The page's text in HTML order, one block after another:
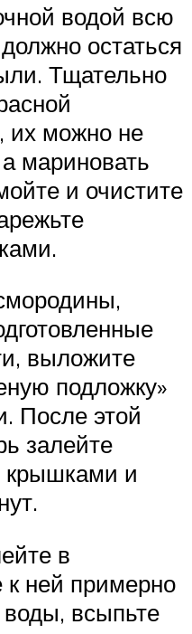
водой всю
остаться
Тщательно
их можно не
мариновать
и очистите
выложите
подложку»
После этой
залейте
крышками и
в
ней примерно
воды, всыпьте